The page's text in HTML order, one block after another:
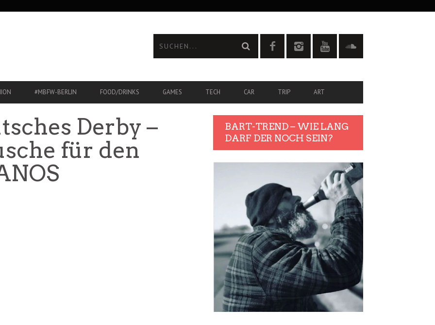
#MBFW-BERLIN FOOD/DRINKS GAMES TECH CAR TRIP ART
Derby –
für den
BART-TREND – WIE LANG
DARF DER NOCH SEIN?